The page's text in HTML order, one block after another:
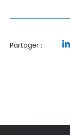
Partager :